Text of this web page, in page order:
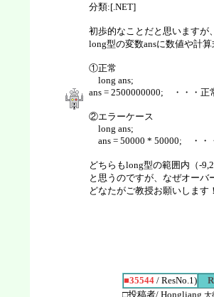
分類:[.NET]
初歩的なことだと思いますが
long型の変数ansに数値や計
①正常
long ans;
ans = 2500000000; ・・・正
②エラーケース
long ans;
ans = 50000 * 50000; ・・
どちらもlong型の範囲内（-
と思うのですが、なぜオーバ
どなたがご教授お願いします！
■35544/ ResNo.1)
□投稿者/ Hongliang 大